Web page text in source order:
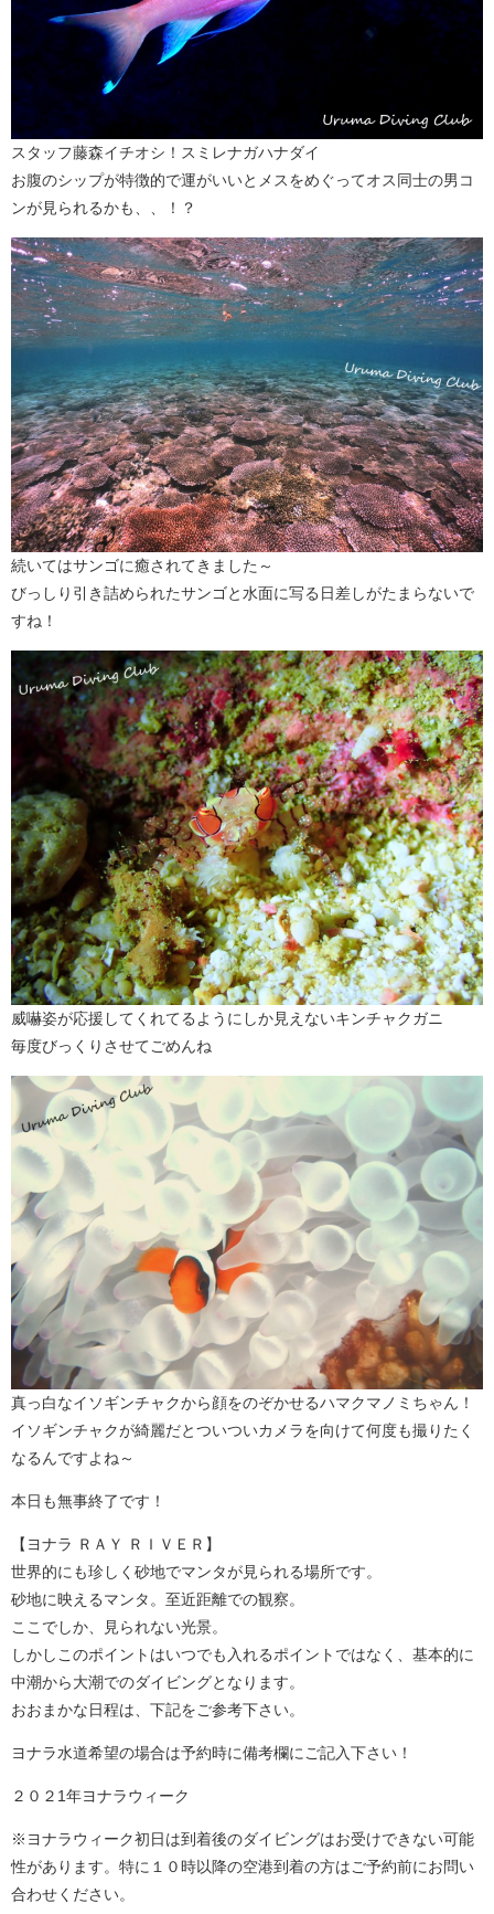
スタッフ藤森イチオシ！スミレナガハナダイ
お腹のシップが特徴的で運がいいとメスをめぐってオス同士の男コ
ンが見られるかも、、！？
続いてはサンゴに癒されてきました～
びっしり引き詰められたサンゴと水面に写る日差しがたまらないで
すね！
威嚇姿が応援してくれてるようにしか見えないキンチャクガニ
毎度びっくりさせてごめんね
真っ白なイソギンチャクから顔をのぞかせるハマクマノミちゃん！
イソギンチャクが綺麗だとついついカメラを向けて何度も撮りたく
なるんですよね～
本日も無事終了です！
【ヨナラ ＲＡＹ ＲＩＶＥＲ】
世界的にも珍しく砂地でマンタが見られる場所です。
砂地に映えるマンタ。至近距離での観察。
ここでしか、見られない光景。
しかしこのポイントはいつでも入れるポイントではなく、基本的に
中潮から大潮でのダイビングとなります。
おおまかな日程は、下記をご参考下さい。
ヨナラ水道希望の場合は予約時に備考欄にご記入下さい！
２０２1年ヨナラウィーク
※ヨナラウィーク初日は到着後のダイビングはお受けできない可能
性があります。特に１０時以降の空港到着の方はご予約前にお問い
合わせください。